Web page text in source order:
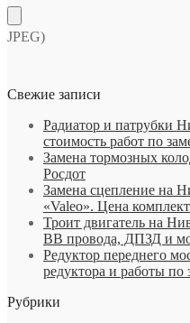
JPEG)
Свежие записи
Радиатор и патрубки
стоимость работ по
Замена тормозных
Росдот
Замена сцепление на
«Valeo». Цена
Троит двигатель на
ВВ провода, ДПЗД и
Редуктор переднего
редуктора и работы
Рубрики